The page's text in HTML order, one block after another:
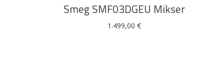
Smeg SMF03DGEU Mikser
1.499,00 €